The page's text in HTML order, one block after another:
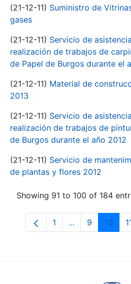
(21-12-11) Suministro de
gases
(21-12-11) Servicio de
realización de trabajos de
de Papel de Burgos durante el
(21-12-11) Material de
2013
(21-12-11) Servicio de
realización de trabajos de
de Burgos durante el año 2012
(21-12-11) Servicio de
de plantas y flores 2012
Showing 91 to 100 of 184
Page
1 ...Intermediate
Page
9 Page
10